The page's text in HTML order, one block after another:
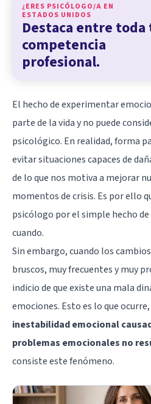
¿ERES PSICÓLOGO/A EN
ESTADOS UNIDOS
Destaca entre toda
competencia
profesional.
El hecho de experimentar
parte de la vida y no puede
psicológico. En realidad, forma
evitar situaciones capaces de
de lo que nos motiva a mejorar
momentos de crisis. Es por ello
psicólogo por el simple hecho
cuando.
Sin embargo, cuando los
bruscos, muy frecuentes y muy
indicio de que existe una mala
emociones. Esto es lo que
inestabilidad emocional
problemas emocionales no
consiste este fenómeno.